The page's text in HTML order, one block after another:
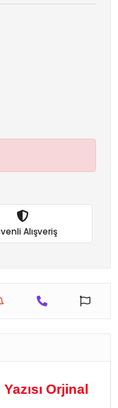
Alışveriş
Orjinal